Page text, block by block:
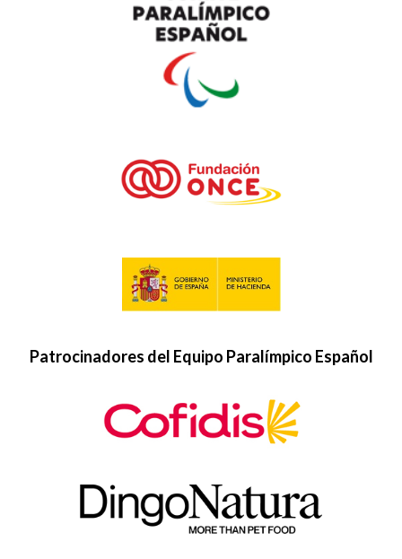
Patrocinadores del Equipo Paralímpico Español